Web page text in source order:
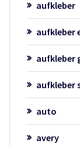
aufkleber
aufkleber
aufkleber
aufkleber
auto
avery